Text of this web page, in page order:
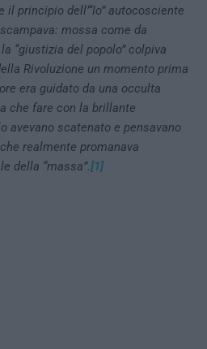
principio dell’“Io” autocosciente
mossa come da
“giustizia del popolo” colpiva
Rivoluzione un momento prima
era guidato da una occulta
che fare con la brillante
avevano scatenato e pensavano
realmente promanava
della “massa”.[1]